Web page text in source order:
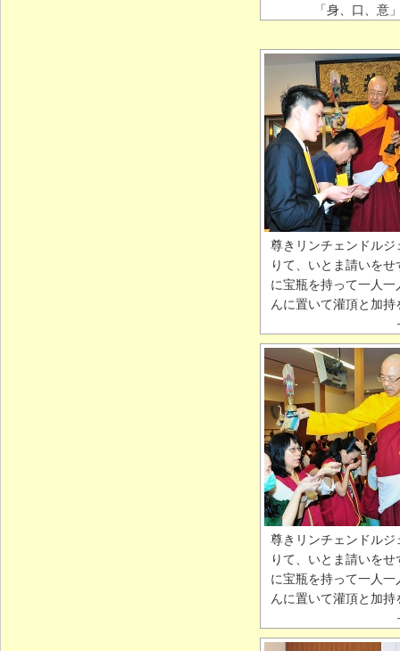
「身、口、意
尊きリンチェンドル
りて、いとま請いを
に宝瓶を持って一人
んに置いて灌頂と加
尊きリンチェンドル
りて、いとま請いを
に宝瓶を持って一人
んに置いて灌頂と加